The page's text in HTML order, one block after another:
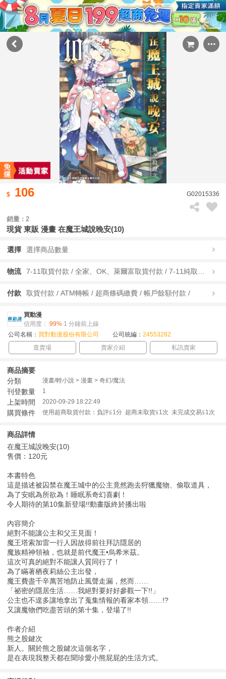
106 G02015336
銷量 : 2
現貨 東販 漫畫 在魔王城說晚安(10)
選擇 選擇商品數量
物流
付款 取貨付款 / ATM轉帳 / 超商條碼繳費 / 帳戶餘額付款 /
買動漫
信用度： 99% 1 分鐘前上線
公司名稱： 買對動漫股份有限公司 公司統編： 24553282
逛賣場
賣家介紹 私訊賣家
商品摘要
分類
漫畫/輕小說 > 漫畫 > 奇幻/魔法
刊登數量 1
上架時間 2020-09-29 18:22:49
購買條件 使用超商取貨付款：負評≦1分 超商未取貨≦1次 未完成交易≦1次
商品詳情
在魔王城說晚安(10)
售價：120元
本書特色
這是描述被囚禁在魔王城中的公主竟然跑去狩獵魔物、偷取道具，
為了安眠為所欲為！睡眠系奇幻喜劇！
令人期待的第10集新登場!!動畫版終於播出啦
內容簡介
絕對不能讓公主和父王見面！
魔王塔索加雷一行人因故得前往拜訪隱居的
魔族精神領袖，也就是前代魔王•烏希米茲。
這次可真的絕對不能讓人質同行了！
為了瞞著栖夜莉絲公主出發，
魔王費盡千辛萬苦地防止風聲走漏，然而……
「祕密的隱居生活……我絕對要好好參觀一下!!」
公主也不遑多讓地拿出了蒐集情報的看家本領……!?
又讓魔物們吃盡苦頭的第十集，登場了!!
作者介紹
熊之股鍵次
新人。關於熊之股鍵次這個名字，
是在表現我整天都在聞珍愛小熊屁屁的生活方式。